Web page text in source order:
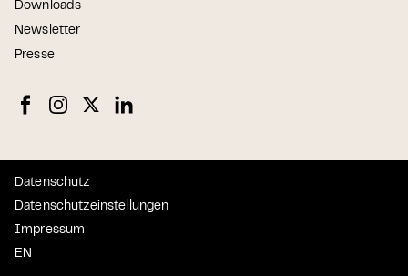
Downloads
Newsletter
Presse
Datenschutz
Datenschutzeinstellungen
Impressum
EN